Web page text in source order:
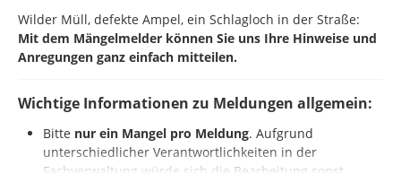
Wilder Müll, defekte Ampel, ein Schlagloch in der Straße:
Mit dem Mängelmelder können Sie uns Ihre Hinweise und
Anregungen ganz einfach mitteilen.
Wichtige Informationen zu Meldungen allgemein:
Bitte nur ein Mangel pro Meldung. Aufgrund
unterschiedlicher Verantwortlichkeiten in der